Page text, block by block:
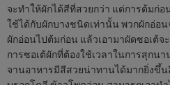
จะทำให้ผักได้สีที่สวยกว่า แต่การต้มก่
ใช้ได้กับผักบางชนิดเท่านั้น พวกผักอ่อน
ผักอ่อนไปต้มก่อน แล้วเอามาผัดซอเต้จ
การซอเต้ผักที่ต้องใช้เวลาในการสุกน
จานอาหารมีสีสวยน่าทานได้มากยิ่งขึ้น